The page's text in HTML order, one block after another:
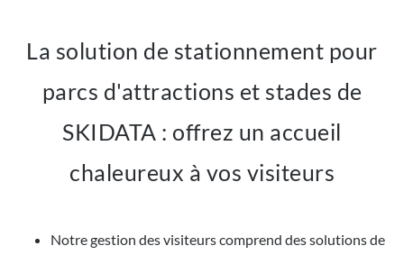
La solution de stationnement pour
parcs d'attractions et stades de
SKIDATA : offrez un accueil
chaleureux à vos visiteurs
Notre gestion des visiteurs comprend des solutions de